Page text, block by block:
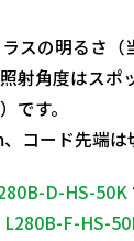
スの明るさ（
射角度はスポ
です。
コード先端は
D-HS-50K
L280B-F-HS-